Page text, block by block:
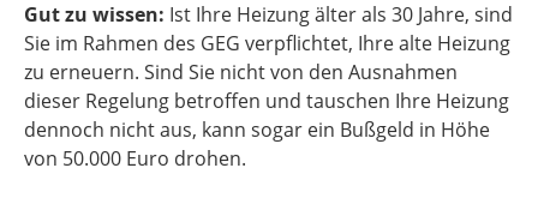
Gut zu wissen: Ist Ihre Heizung älter als 30 Jahre, sind
Sie im Rahmen des GEG verpflichtet, Ihre alte Heizung
zu erneuern. Sind Sie nicht von den Ausnahmen
dieser Regelung betroffen und tauschen Ihre Heizung
dennoch nicht aus, kann sogar ein Bußgeld in Höhe
von 50.000 Euro drohen.